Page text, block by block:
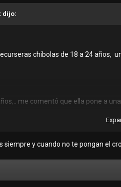
dijo:
chibolas de 18 a 24 años,
me comentó que ella pone a
los raking.
siempre y cuando no te pongan el